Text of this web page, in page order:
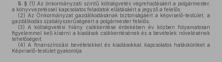
5. § (1) Az önkormányzati szintű költségvetés végrehajtásáért a polgármester,
a könyvvezetéssel kapcsolatos feladatok ellátásáért a jegyző a felelős.
(2) Az Önkormányzat gazdálkodásának biztonságáért a képviselő-testület, a
gazdálkodás szabályszerűségéért a polgármester felelős.
(3) A költségvetési hiány csökkentése érdekében év közben folyamatosan
figyelemmel kell kísérni a kiadások csökkentésének és a bevételek növelésének
lehetőségeit.
(4) A finanszírozási bevételekkel és kiadásokkal kapcsolatos hatásköröket a
Képviselő-testület gyakorolja.